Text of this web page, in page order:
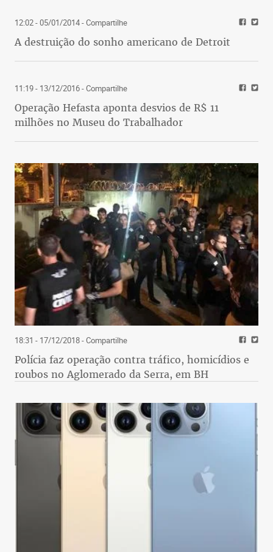
12:02 - 05/01/2014- Compartilhe
A destruição do sonho americano de Detroit
11:19 - 13/12/2016- Compartilhe
Operação Hefasta aponta desvios de R$ 11
milhões no Museu do Trabalhador
18:31 - 17/12/2018- Compartilhe
Polícia faz operação contra tráfico, homicídios e
roubos no Aglomerado da Serra, em BH